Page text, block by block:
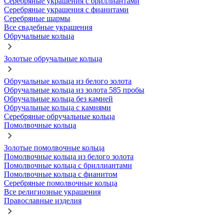
Серебряные украшения с фианитами
Серебряные шармы
Все свадебные украшения
Обручальные кольца
Золотые обручальные кольца
Обручальные кольца из белого золота
Обручальные кольца из золота 585 пробы
Обручальные кольца без камней
Обручальные кольца с камнями
Серебряные обручальные кольца
Помолвочные кольца
Золотые помолвочные кольца
Помолвочные кольца из белого золота
Помолвочные кольца с бриллиантами
Помолвочные кольца с фианитом
Серебряные помолвочные кольца
Все религиозные украшения
Православные изделия